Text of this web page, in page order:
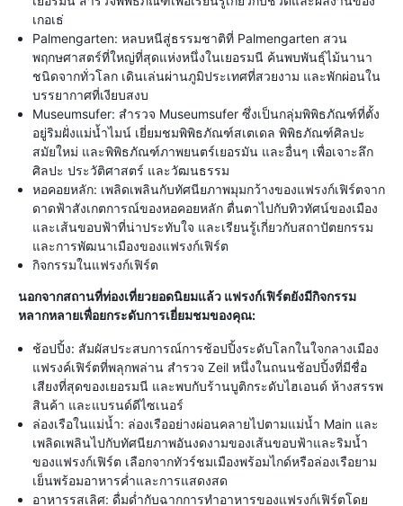
เกอเธ่
Palmengarten: หลบหนีสู่ธรรมชาติที่ Palmengarten สวน
พฤกษศาสตร์ที่ใหญ่ที่สุดแห่งหนึ่งในเยอรมนี ค้นพบพันธุ์ไม้นานา
ชนิดจากทั่วโลก เดินเล่นผ่านภูมิประเทศที่สวยงาม และพักผ่อนใน
บรรยากาศที่เงียบสงบ
Museumsufer: สำรวจ Museumsufer ซึ่งเป็นกลุ่มพิพิธภัณฑ์ที่ตั้ง
อยู่ริมฝั่งแม่น้ำไมน์ เยี่ยมชมพิพิธภัณฑ์สเตเดล พิพิธภัณฑ์ศิลปะ
สมัยใหม่ และพิพิธภัณฑ์ภาพยนตร์เยอรมัน และอื่นๆ เพื่อเจาะลึก
ศิลปะ ประวัติศาสตร์ และวัฒนธรรม
หอคอยหลัก: เพลิดเพลินกับทัศนียภาพมุมกว้างของแฟรงก์เฟิร์ตจาก
ดาดฟ้าสังเกตการณ์ของหอคอยหลัก ตื่นตาไปกับทิวทัศน์ของเมือง
และเส้นขอบฟ้าที่น่าประทับใจ และเรียนรู้เกี่ยวกับสถาปัตยกรรม
และการพัฒนาเมืองของแฟรงก์เฟิร์ต
กิจกรรมในแฟรงก์เฟิร์ต
นอกจากสถานที่ท่องเที่ยวยอดนิยมแล้ว แฟรงก์เฟิร์ตยังมีกิจกรรม
หลากหลายเพื่อยกระดับการเยี่ยมชมของคุณ:
ช้อปปิ้ง: สัมผัสประสบการณ์การช้อปปิ้งระดับโลกในใจกลางเมือง
แฟรงค์เฟิร์ตที่พลุกพล่าน สำรวจ Zeil หนึ่งในถนนช้อปปิ้งที่มีชื่อ
เสียงที่สุดของเยอรมนี และพบกับร้านบูติกระดับไฮเอนด์ ห้างสรรพ
สินค้า และแบรนด์ดีไซเนอร์
ล่องเรือในแม่น้ำ: ล่องเรืออย่างผ่อนคลายไปตามแม่น้ำ Main และ
เพลิดเพลินไปกับทัศนียภาพอันงดงามของเส้นขอบฟ้าและริมน้ำ
ของแฟรงก์เฟิร์ต เลือกจากทัวร์ชมเมืองพร้อมไกด์หรือล่องเรือยาม
เย็นพร้อมอาหารค่ำและการแสดงสด
อาหารรสเลิศ: ดื่มด่ำกับฉากการทำอาหารของแฟรงก์เฟิร์ตโดย